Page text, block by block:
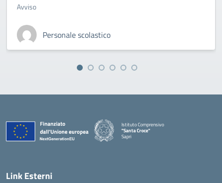
Avviso
Personale scolastico
Istituto Comprensivo
"Santa Croce"
Sapri
— Visita la pagina iniziale della scuola
Link Esterni